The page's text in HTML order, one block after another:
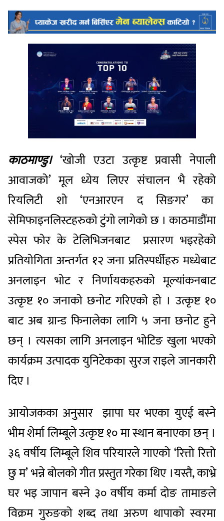
काठमाण्डु।‘खोजी एउटा उत्कृष्ट प्रवासी नेपाली
आवाजको’ मूल ध्येय लिएर संचालन भै रहेको
रियलिटी शो ‘एनआरएन द सिङगर’ का
सेमिफाइनलिस्टहरुको टुंगो लागेको छ । काठमाडौंमा
स्पेस फोर के टेलिभिजनबाट प्रसारण भइरहेको
प्रतियोगिता अन्तर्गत १२ जना प्रतिस्पर्धीहरु मध्येबाट
अनलाइन भोट र निर्णायकहरुको मूल्यांकनबाट
उत्कृष्ट १० जनाको छनोट गरिएको हो । उत्कृष्ट १०
बाट अब ग्रान्ड फिनालेका लागि ५ जना छनोट हुने
छन् । त्यसका लागि अनलाइन भोटिङ खुला भएको
कार्यक्रम उत्पादक युनिटेकका सुरज राइले जानकारी
दिए ।
आयोजकका अनुसार झापा घर भएका युएई बस्ने
भीम शेर्मा लिम्बूले उत्कृष्ट १० मा स्थान बनाएका छन् ।
३६ वर्षीय लिम्बूले शिव परियारले गाएको ‘रित्तो रित्तो
छु म’ भन्ने बोलको गीत प्रस्तुत गरेका थिए ।यस्तै, काभ्रे
घर भइ जापान बस्ने ३० वर्षीय कर्मा दोङ तामाङले
विक्रम गुरुङको शब्द तथा अरुण थापाको स्वरमा